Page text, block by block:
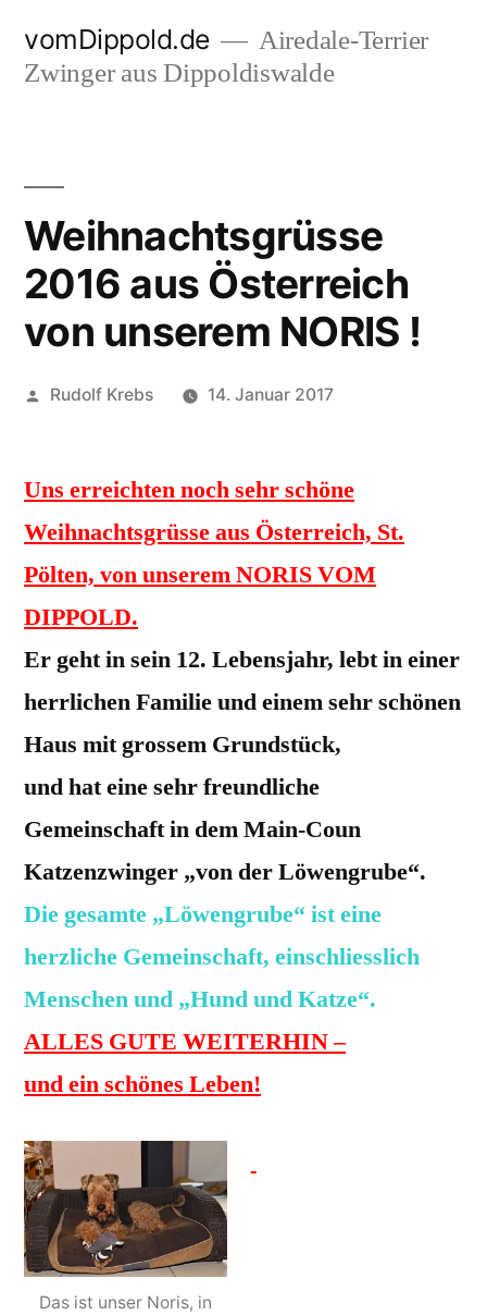
Inhalt
vomDippold.de
Airedale-Terrier
Zwinger aus Dippoldiswalde
Weihnachtsgrüsse
2016 aus Österreich
von unserem NORIS !
Veröffentlicht
Rudolf Krebs 14. Januar 2017
Uns erreichten noch sehr schöne
Weihnachtsgrüsse aus Österreich, St.
Pölten, von unserem NORIS VOM
DIPPOLD.
Er geht in sein 12. Lebensjahr, lebt in einer
herrlichen Familie und einem sehr schönen
Haus mit grossem Grundstück,
und hat eine sehr freundliche
Gemeinschaft in dem Main-Coun
Katzenzwinger „von der Löwengrube“.
Die gesamte „Löwengrube“ ist eine
herzliche Gemeinschaft, einschliesslich
Menschen und „Hund und Katze“.
ALLES GUTE WEITERHIN –
und ein schönes Leben!
Das ist unser Noris, in